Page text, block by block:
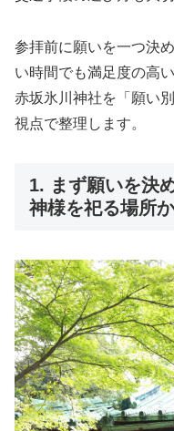
参拝前に願いを一つ決
い時間でも満足度の高
赤坂氷川神社を「願い
視点で整理します。
1. まず願いを決
神様を祀る場所か